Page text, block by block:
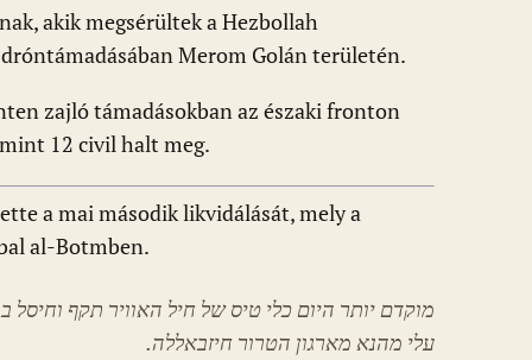
akik megsérültek a Hezbollah
Merom Golán területén.
zajló támadásokban az északi fronton
12 civil halt meg.
a mai második likvidálását, mely a
al-Botmben.
מוקדם יותר היום כלי טיס של חיל האוויר תקף
עלי מהנא מארגון הטרור חיזבאללה.